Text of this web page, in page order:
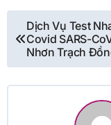
Điều
hướng
bài
Dịch Vụ Test
Covid SARS-
Nhơn Trạch